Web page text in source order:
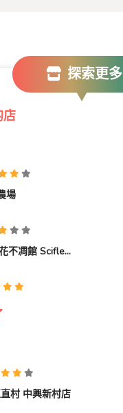
探索更多
店
場
睡美人.真花不凋館 Scifleur.E
村 中興新村店